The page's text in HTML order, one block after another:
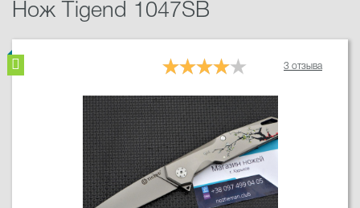
Нож Tigend 1047SB
3 отзыва